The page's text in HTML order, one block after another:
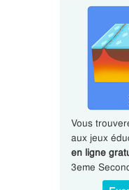
Vous
aux jeux
en ligne
3eme